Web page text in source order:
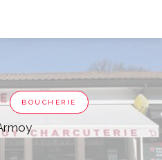
BOUCHERIE